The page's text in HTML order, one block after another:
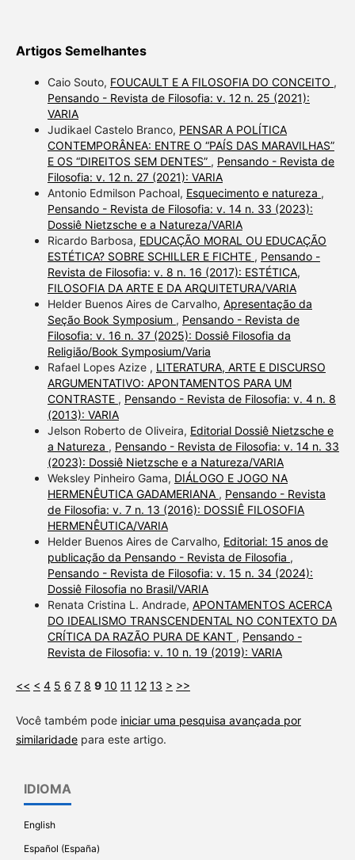
Artigos Semelhantes
Caio Souto, FOUCAULT E A FILOSOFIA DO CONCEITO ,
Pensando - Revista de Filosofia: v. 12 n. 25 (2021):
VARIA
Judikael Castelo Branco, PENSAR A POLÍTICA
CONTEMPORÂNEA: ENTRE O “PAÍS DAS MARAVILHAS”
E OS “DIREITOS SEM DENTES” , Pensando - Revista de
Filosofia: v. 12 n. 27 (2021): VARIA
Antonio Edmilson Pachoal, Esquecimento e natureza ,
Pensando - Revista de Filosofia: v. 14 n. 33 (2023):
Dossiê Nietzsche e a Natureza/VARIA
Ricardo Barbosa, EDUCAÇÃO MORAL OU EDUCAÇÃO
ESTÉTICA? SOBRE SCHILLER E FICHTE , Pensando -
Revista de Filosofia: v. 8 n. 16 (2017): ESTÉTICA,
FILOSOFIA DA ARTE E DA ARQUITETURA/VARIA
Helder Buenos Aires de Carvalho, Apresentação da
Seção Book Symposium , Pensando - Revista de
Filosofia: v. 16 n. 37 (2025): Dossiê Filosofia da
Religião/Book Symposium/Varia
Rafael Lopes Azize , LITERATURA, ARTE E DISCURSO
ARGUMENTATIVO: APONTAMENTOS PARA UM
CONTRASTE , Pensando - Revista de Filosofia: v. 4 n. 8
(2013): VARIA
Jelson Roberto de Oliveira, Editorial Dossiê Nietzsche e
a Natureza , Pensando - Revista de Filosofia: v. 14 n. 33
(2023): Dossiê Nietzsche e a Natureza/VARIA
Weksley Pinheiro Gama, DIÁLOGO E JOGO NA
HERMENÊUTICA GADAMERIANA , Pensando - Revista
de Filosofia: v. 7 n. 13 (2016): DOSSIÊ FILOSOFIA
HERMENÊUTICA/VARIA
Helder Buenos Aires de Carvalho, Editorial: 15 anos de
publicação da Pensando - Revista de Filosofia ,
Pensando - Revista de Filosofia: v. 15 n. 34 (2024):
Dossiê Filosofia no Brasil/VARIA
Renata Cristina L. Andrade, APONTAMENTOS ACERCA
DO IDEALISMO TRANSCENDENTAL NO CONTEXTO DA
CRÍTICA DA RAZÃO PURA DE KANT , Pensando -
Revista de Filosofia: v. 10 n. 19 (2019): VARIA
<< < 4 5 6 7 8 9 10 11 12 13 > >>
Você também pode iniciar uma pesquisa avançada por
similaridadepara este artigo.
IDIOMA
English
Español (España)